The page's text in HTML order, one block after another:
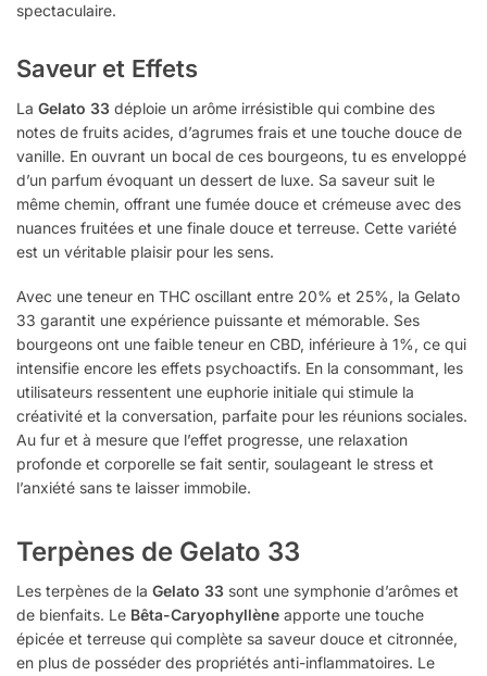
spectaculaire.
Saveur et Effets
La Gelato 33 déploie un arôme irrésistible qui combine des
notes de fruits acides, d’agrumes frais et une touche douce de
vanille. En ouvrant un bocal de ces bourgeons, tu es enveloppé
d’un parfum évoquant un dessert de luxe. Sa saveur suit le
même chemin, offrant une fumée douce et crémeuse avec des
nuances fruitées et une finale douce et terreuse. Cette variété
est un véritable plaisir pour les sens.
Avec une teneur en THC oscillant entre 20% et 25%, la Gelato
33 garantit une expérience puissante et mémorable. Ses
bourgeons ont une faible teneur en CBD, inférieure à 1%, ce qui
intensifie encore les effets psychoactifs. En la consommant, les
utilisateurs ressentent une euphorie initiale qui stimule la
créativité et la conversation, parfaite pour les réunions sociales.
Au fur et à mesure que l’effet progresse, une relaxation
profonde et corporelle se fait sentir, soulageant le stress et
l’anxiété sans te laisser immobile.
Terpènes de Gelato 33
Les terpènes de la Gelato 33 sont une symphonie d’arômes et
de bienfaits. Le Bêta-Caryophyllène apporte une touche
épicée et terreuse qui complète sa saveur douce et citronnée,
en plus de posséder des propriétés anti-inflammatoires. Le